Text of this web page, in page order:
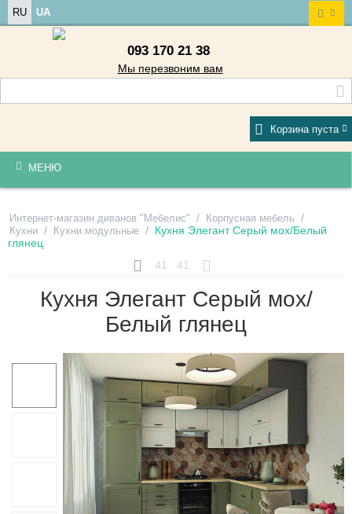
RU UA
093 170 21 38
Мы перезвоним вам
Корзина пуста
МЕНЮ
Интернет-магазин диванов "Мебелис" / Корпусная мебель /
Кухни / Кухни модульные / Кухня Элегант Серый мох/Белый
глянец
41
41
Кухня Элегант Серый мох/
Белый глянец